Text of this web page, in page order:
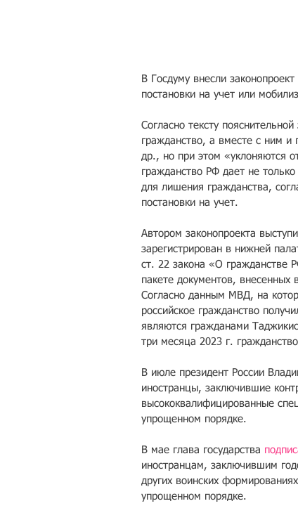
В Госдуму внесли
постановки на учет или
Согласно тексту
гражданство, а вместе с ним и
др., но при этом «уклоняются
гражданство РФ дает не
для лишения гражданства,
постановки на учет.
Автором законопроекта
зарегистрирован в нижней
ст. 22 закона «О гражданстве
пакете документов, внесенных
Согласно данным МВД, на
российское гражданство
являются гражданами
три месяца 2023 г.
В июле президент России
иностранцы, заключившие
высококвалифицированные
упрощенном порядке.
В мае глава государства
иностранцам, заключившим
других воинских
упрощенном порядке.